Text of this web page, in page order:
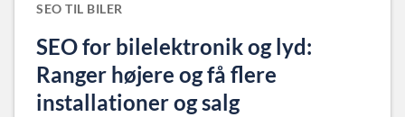
SEO TIL BILER
SEO for bilelektronik og lyd:
Ranger højere og få flere
installationer og salg